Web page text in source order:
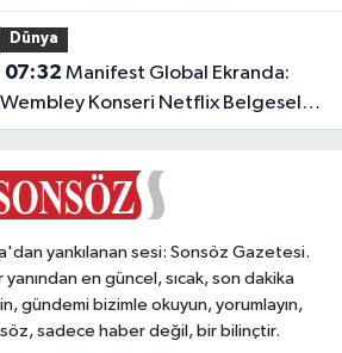
Dünya
07:32
Wembley Konseri Netflix Belgeseli
Oluyor!
yankılanan sesi: Sonsöz Gazetesi.
en güncel, sıcak, son dakika
gündemi bizimle okuyun, yorumlayın,
sadece haber değil, bir bilinçtir.